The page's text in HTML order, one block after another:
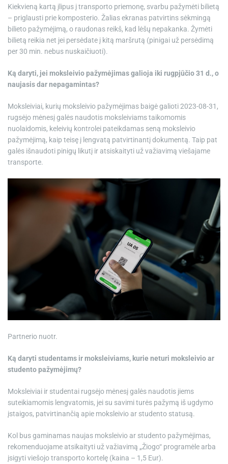
Kiekvieną kartą įlipus į transporto priemonę, svarbu pažymėti bilietą
– priglausti prie komposterio. Žalias ekranas patvirtins sėkmingą
bilieto pažymėjimą, o raudonas reikš, kad lėšų nepakanka. Žymėti
bilietą reikia net jei persėdate į kitą maršrutą (pinigai už persėdimą
per 30 min. nebus nuskaičiuoti).
Ką daryti, jei moksleivio pažymėjimas galioja iki rugpjūčio 31 d., o
naujasis dar nepagamintas?
Moksleiviai, kurių moksleivio pažymėjimas baigė galioti 2023-08-31,
rugsėjo mėnesį galės naudotis moksleiviams taikomomis
nuolaidomis, keleivių kontrolei pateikdamas seną moksleivio
pažymėjimą, kaip teisę į lengvatą patvirtinantį dokumentą. Taip pat
galės išnaudoti pinigų likutį ir atsiskaityti už važiavimą viešajame
transporte.
Partnerio nuotr.
Ką daryti studentams ir moksleiviams, kurie neturi moksleivio ar
studento pažymėjimų?
Moksleiviai ir studentai rugsėjo mėnesį galės naudotis jiems
suteikiamomis lengvatomis, jei su savimi turės pažymą iš ugdymo
įstaigos, patvirtinančią apie moksleivio ar studento statusą.
Kol bus gaminamas naujas moksleivio ar studento pažymėjimas,
rekomenduojame atsikaityti už važiavimą „Žiogo“ programėle arba
įsigyti viešojo transporto kortelę (kaina – 1,5 Eur).